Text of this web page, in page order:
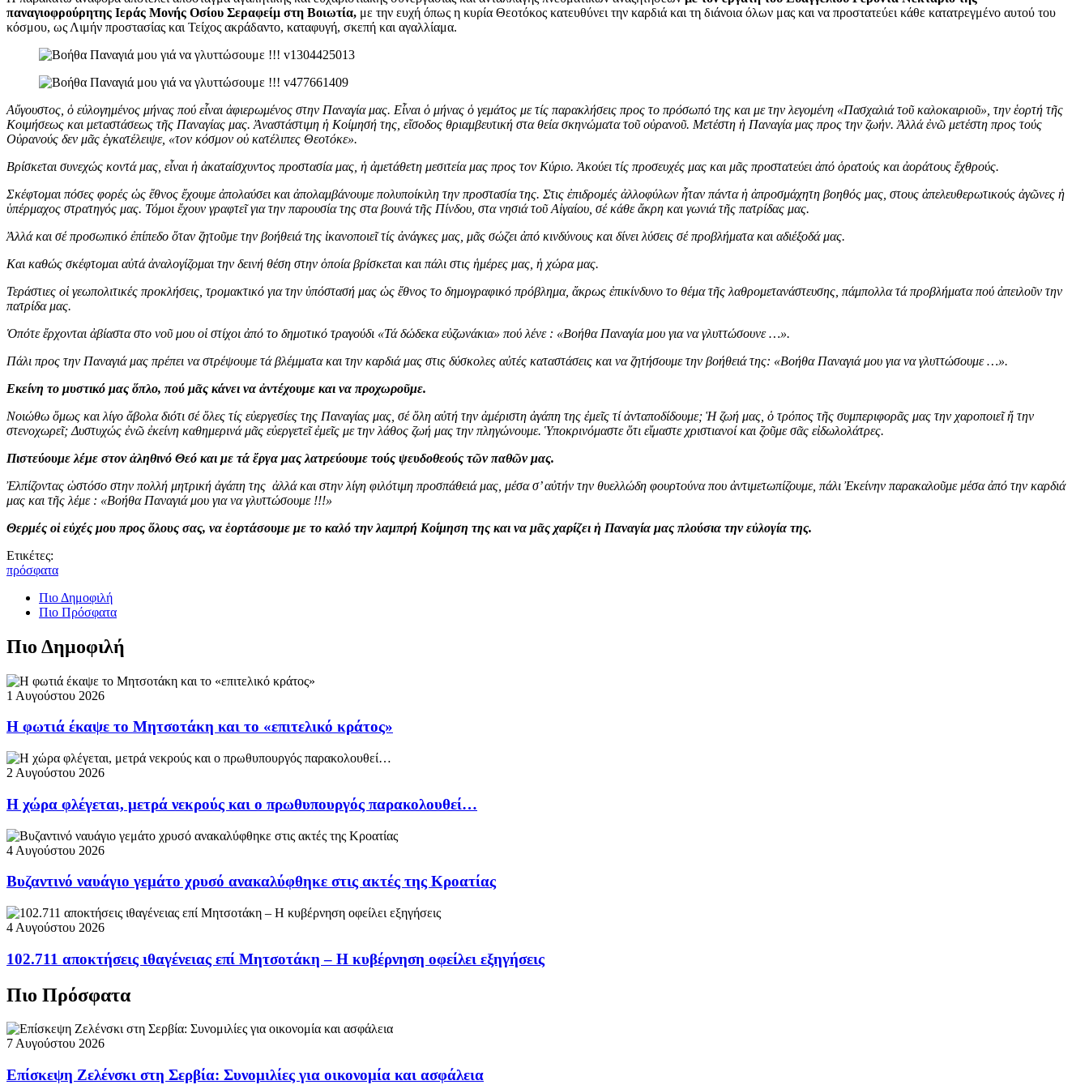
παναγιοφρούρητης Ιεράς Μονής Οσίου Σεραφείμ στη Βοιωτία, με την ευχή όπως η κυρία Θεοτόκος κατευθύνει την καρδιά και τη διάνοια όλων μας και να προστατεύει κάθε κατατρεγμένο αυτού του
κόσμου, ως Λιμήν προστασίας και Τείχος ακράδαντο, καταφυγή, σκεπή και αγαλλίαμα.
Αὔγουστος, ὁ εὐλογημένος μήνας πού εἶναι ἀφιερωμένος στην Παναγία μας. Εἶναι ὁ μήνας ὁ γεμάτος με τίς παρακλήσεις προς το πρόσωπό της και με την λεγομένη «Πασχαλιά τοῦ καλοκαιριοῦ», την ἑορτή τῆς
Κοιμήσεως και μεταστάσεως τῆς Παναγίας μας. Ἀναστάστιμη ἡ Κοίμησή της, εἴσοδος θριαμβευτική στα θεία σκηνώματα τοῦ οὐρανοῦ. Μετέστη ἡ Παναγία μας προς την ζωήν. Ἀλλά ἐνῶ μετέστη προς τούς
Οὐρανούς δεν μᾶς ἐγκατέλειψε, «τον κόσμον οὐ κατέλιπες Θεοτόκε».
Βρίσκεται συνεχώς κοντά μας, εἶναι ἡ ἀκαταίσχυντος προστασία μας, ἡ ἀμετάθετη μεσιτεία μας προς τον Κύριο. Ἀκούει τίς προσευχές μας και μᾶς προστατεύει ἀπό ὁρατούς και ἀοράτους ἔχθρούς.
Σκέφτομαι πόσες φορές ὡς ἔθνος ἔχουμε ἀπολαύσει και ἀπολαμβάνουμε πολυποίκιλη την προστασία της. Στις ἐπιδρομές ἀλλοφύλων ἦταν πάντα ἡ ἀπροσμάχητη βοηθός μας, στους ἀπελευθερωτικούς ἀγῶνες ἡ
ὑπέρμαχος στρατηγός μας. Τόμοι ἔχουν γραφτεῖ για την παρουσία της στα βουνά τῆς Πίνδου, στα νησιά τοῦ Αἰγαίου, σέ κάθε ἄκρη και γωνιά τῆς πατρίδας μας.
Ἀλλά και σέ προσωπικό ἐπίπεδο ὅταν ζητοῦμε την βοήθειά της ἰκανοποιεῖ τίς ἀνάγκες μας, μᾶς σώζει ἀπό κινδύνους και δίνει λύσεις σέ προβλήματα και αδιέξοδά μας.
Και καθώς σκέφτομαι αὐτά ἀναλογίζομαι την δεινή θέση στην ὁποία βρίσκεται και πάλι στις ἡμέρες μας, ἡ χώρα μας.
Τεράστιες οἱ γεωπολιτικές προκλήσεις, τρομακτικό για την ὑπόστασή μας ὡς ἔθνος το δημογραφικό πρόβλημα, ἄκρως ἐπικίνδυνο το θέμα τῆς λαθρομετανάστευσης, πάμπολλα τά προβλήματα πού ἀπειλοῦν την
πατρίδα μας.
Ὁπότε ἔρχονται ἀβίαστα στο νοῦ μου οἱ στίχοι ἀπό το δημοτικό τραγούδι «Τά δώδεκα εὐζωνάκια» πού λένε : «Βοήθα Παναγία μου για να γλυττώσουνε …».
Πάλι προς την Παναγιά μας πρέπει να στρέψουμε τά βλέμματα και την καρδιά μας στις δύσκολες αὐτές καταστάσεις και να ζητήσουμε την βοήθειά της: «Βοήθα Παναγιά μου για να γλυττώσουμε …».
Εκείνη το μυστικό μας ὅπλο, πού μᾶς κάνει να ἀντέχουμε και να προχωροῦμε.
Νοιώθω ὅμως και λίγο ἄβολα διότι σέ ὅλες τίς εὐεργεσίες της Παναγίας μας, σέ ὅλη αὐτή την ἀμέριστη ἀγάπη της ἐμεῖς τί ἀνταποδίδουμε; Ἡ ζωή μας, ὁ τρόπος τῆς συμπεριφορᾶς μας την χαροποιεῖ ἤ την
στενοχωρεῖ; Δυστυχώς ἐνῶ ἐκείνη καθημερινά μᾶς εὐεργετεῖ ἐμεῖς με την λάθος ζωή μας την πληγώνουμε. Ὑποκρινόμαστε ὅτι εἴμαστε χριστιανοί και ζοῦμε σᾶς εἰδωλολάτρες.
Πιστεύουμε λέμε στον ἀληθινό Θεό και με τά ἔργα μας λατρεύουμε τούς ψευδοθεούς τῶν παθῶν μας.
Ἐλπίζοντας ὡστόσο στην πολλή μητρική ἀγάπη της ἀλλά και στην λίγη φιλότιμη προσπάθειά μας, μέσα σ’ αὐτήν την θυελλώδη φουρτούνα που ἀντιμετωπίζουμε, πάλι Ἐκείνην παρακαλοῦμε μέσα ἀπό την καρδιά
μας και τῆς λέμε : «Βοήθα Παναγιά μου για να γλυττώσουμε !!!»
Θερμές οἱ εὐχές μου προς ὅλους σας, να ἑορτάσουμε με το καλό την λαμπρή Κοίμηση της και να μᾶς χαρίζει ἡ Παναγία μας πλούσια την εὐλογία της.
Ετικέτες:
πρόσφατα
Πιο Δημοφιλή
Πιο Πρόσφατα
Πιο Δημοφιλή
1 Αυγούστου 2026
Η φωτιά έκαψε το Μητσοτάκη και το «επιτελικό κράτος»
2 Αυγούστου 2026
Η χώρα φλέγεται, μετρά νεκρούς και ο πρωθυπουργός παρακολουθεί…
4 Αυγούστου 2026
Βυζαντινό ναυάγιο γεμάτο χρυσό ανακαλύφθηκε στις ακτές της Κροατίας
4 Αυγούστου 2026
102.711 αποκτήσεις ιθαγένειας επί Μητσοτάκη – Η κυβέρνηση οφείλει εξηγήσεις
Πιο Πρόσφατα
7 Αυγούστου 2026
Επίσκεψη Ζελένσκι στη Σερβία: Συνομιλίες για οικονομία και ασφάλεια